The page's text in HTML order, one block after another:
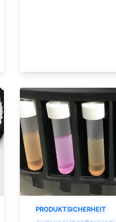
PRODUKTSICHERHEIT